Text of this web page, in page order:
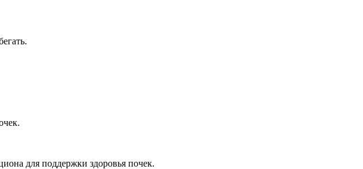
для поддержки здоровья почек.